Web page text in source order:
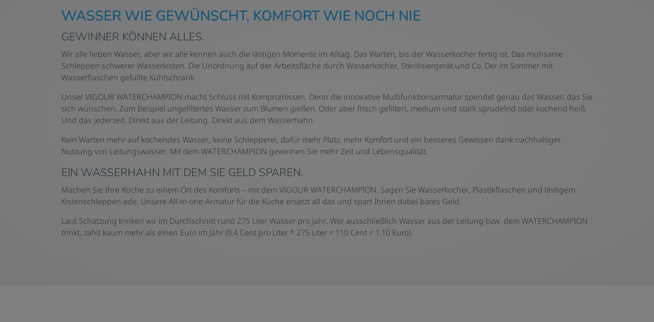
WASSER WIE GEWÜNSCHT, KOMFORT WIE NOCH NIE
GEWINNER KÖNNEN ALLES.
Wir alle lieben Wasser, aber wir alle kennen auch die lästigen Momente im Alltag. Das Warten, bis der Wasserkocher fertig ist. Das mühsame
Schleppen schwerer Wasserkisten. Die Unordnung auf der Arbeitsfläche durch Wasserkocher, Sterilisiergerät und Co. Der im Sommer mit
Wasserflaschen gefüllte Kühlschrank.
Unser VIGOUR WATERCHAMPION macht Schluss mit Kompromissen. Denn die innovative Multifunktionsarmatur spendet genau das Wasser, das Sie
sich wünschen. Zum Beispiel ungefiltertes Wasser zum Blumen gießen. Oder aber frisch gefiltert, medium und stark sprudelnd oder kochend heiß.
Und das jederzeit. Direkt aus der Leitung. Direkt aus dem Wasserhahn.
Kein Warten mehr auf kochendes Wasser, keine Schlepperei, dafür mehr Platz, mehr Komfort und ein besseres Gewissen dank nachhaltiger
Nutzung von Leitungswasser. Mit dem WATERCHAMPION gewinnen Sie mehr Zeit und Lebensqualität.
EIN WASSERHAHN MIT DEM SIE GELD SPAREN.
Machen Sie Ihre Küche zu einem Ort des Komforts – mit dem VIGOUR WATERCHAMPION. Sagen Sie Wasserkocher, Plastikflaschen und lästigem
Kistenschleppen ade. Unsere All-in-one-Armatur für die Küche ersetzt all das und spart Ihnen dabei bares Geld.
Laut Schätzung trinken wir im Durchschnitt rund 275 Liter Wasser pro Jahr. Wer ausschließlich Wasser aus der Leitung bzw. dem WATERCHAMPION
trinkt, zahlt kaum mehr als einen Euro im Jahr (0,4 Cent pro Liter * 275 Liter = 110 Cent = 1,10 Euro).